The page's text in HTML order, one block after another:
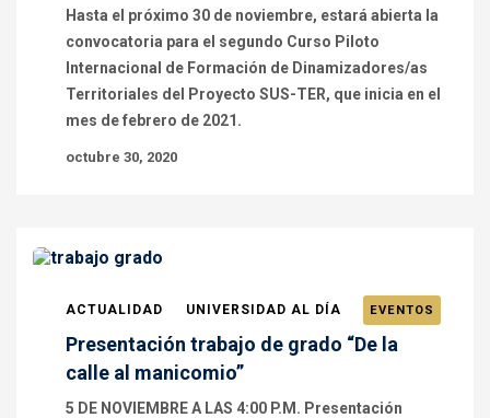
Hasta el próximo 30 de noviembre, estará abierta la
convocatoria para el segundo Curso Piloto
Internacional de Formación de Dinamizadores/as
Territoriales del Proyecto SUS-TER, que inicia en el
mes de febrero de 2021.
octubre 30, 2020
ACTUALIDAD UNIVERSIDAD AL DÍA EVENTOS
Presentación trabajo de grado “De la
calle al manicomio”
5 DE NOVIEMBRE A LAS 4:00 P.M. Presentación